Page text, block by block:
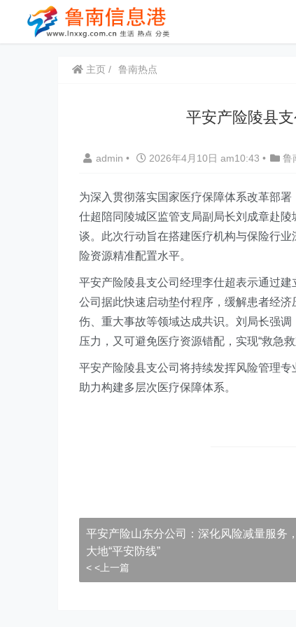
主页 鲁南热点
平安产险陵县
admin • 2026年4月10日 am10:43 • 鲁
为深入贯彻落实国家医疗保障体系改革部
仕超陪同陵城区监管支局副局长刘成章赴
谈。此次行动旨在搭建医疗机构与保险行
险资源精准配置水平。
平安产险陵县支公司经理李仕超表示通过
公司据此快速启动垫付程序，缓解患者经
伤、重大事故等领域达成共识。刘局长强
压力，又可避免医疗资源错配，实现“救急
平安产险陵县支公司将持续发挥风险管理专
助力构建多层次医疗保障体系。
平安产险山东分公司：深化风险减量服务
大地“平安防线”
< <上一篇